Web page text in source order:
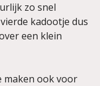
zo snel
kadootje dus
een klein
maken ook voor